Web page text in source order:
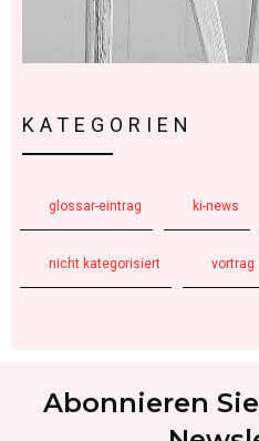
KATEGORIEN
glossar-eintrag ki-news
nicht kategorisiert vortrag
Abonnieren